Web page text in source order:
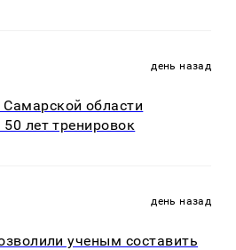
день назад
области
лет тренировок
день назад
ученым составить